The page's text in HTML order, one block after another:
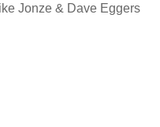
Jonze & Dave Eggers